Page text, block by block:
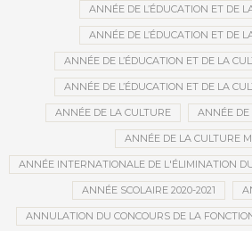
ANNÉE DE L’ÉDUCATION ET DE
ANNÉE DE L’ÉDUCATION ET DE
ANNÉE DE L’ÉDUCATION ET DE LA
ANNÉE DE L’ÉDUCATION ET DE LA
ANNÉE DE LA CULTURE ANNÉE DE
ANNÉE DE LA CULTURE
ANNÉE INTERNATIONALE DE L'ÉLIMINATION
ANNÉE SCOLAIRE 2020-2021
ANNULATION DU CONCOURS DE LA